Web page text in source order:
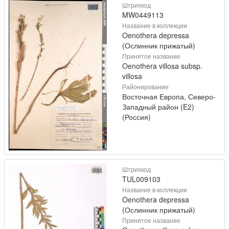
Штрихкод
MW0449113
Название в коллекции
Oenothera depressa
(Ослинник прижатый)
Принятое название
Oenothera villosa subsp.
villosa
Районирование
Восточная Европа, Северо-
Западный район (E2)
(Россия)
Штрихкод
TUL009103
Название в коллекции
Oenothera depressa
(Ослинник прижатый)
Принятое название